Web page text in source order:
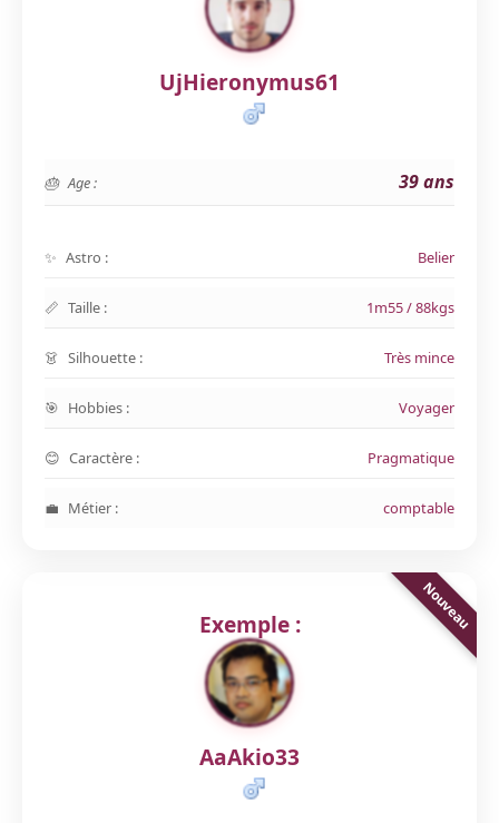
UjHieronymus61
Age : 39 ans
Astro : Belier
Taille : 1m55 / 88kgs
Silhouette : Très mince
Hobbies : Voyager
Caractère : Pragmatique
Métier : comptable
Exemple :
AaAkio33